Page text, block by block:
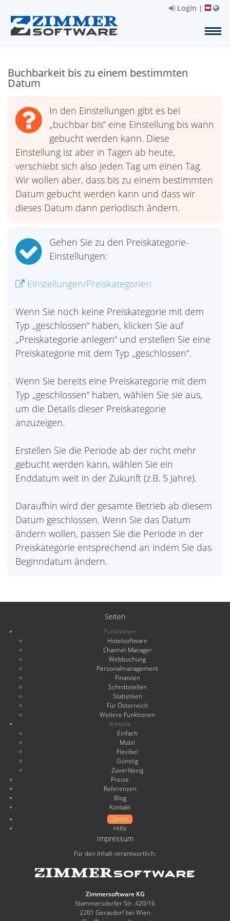
Login |
Buchbarkeit bis zu einem bestimmten
Datum
In den Einstellungen gibt es bei
„buchbar bis“ eine Einstellung bis wann
gebucht werden kann. Diese
Einstellung ist aber in Tagen ab heute,
verschiebt sich also jeden Tag um einen Tag.
Wir wollen aber, dass bis zu einem bestimmten
Datum gebucht werden kann und dass wir
dieses Datum dann periodisch ändern.
Gehen Sie zu den Preiskategorie-
Einstellungen:
Einstellungen/Preiskategorien
Wenn Sie noch keine Preiskategorie mit dem
Typ „geschlossen“ haben, klicken Sie auf
„Preiskategorie anlegen“ und erstellen Sie eine
Preiskategorie mit dem Typ „geschlossen“.
Wenn Sie bereits eine Preiskategorie mit dem
Typ „geschlossen“ haben, wählen Sie sie aus,
um die Details dieser Preiskategorie
anzuzeigen.
Erstellen Sie die Periode ab der nicht mehr
gebucht werden kann, wählen Sie ein
Enddatum weit in der Zukunft (z.B. 5 Jahre).
Daraufhin wird der gesamte Betrieb ab diesem
Datum geschlossen. Wenn Sie das Datum
ändern wollen, passen Sie die Periode in der
Preiskategorie entsprechend an indem Sie das
Beginndatum ändern.
Seiten
Funktionen
Hotelsoftware
Channel-Manager
Webbuchung
Personalmanagement
Finanzen
Schnittstellen
Statistiken
Für Österreich
Weitere Funktionen
Vorteile
Einfach
Mobil
Flexibel
Günstig
Zuverlässig
Preise
Referenzen
Blog
Kontakt
Demo
Hilfe
Impressum
Für den Inhalt verantwortlich:
Zimmersoftware KG
Stammersdorfer Str. 420/16
2201 Gerasdorf bei Wien